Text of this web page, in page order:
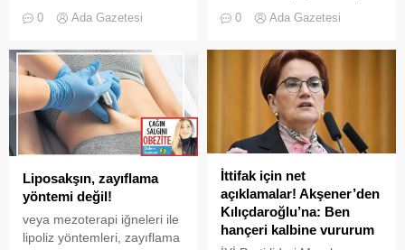
Gazeteci Tunca Bengin'in o
dönem yaşanan olayları 30
ele aldığı yazı dizisinin ilk
bölümü 'Kadınların yüzü
artık gülüyor' başlığıyla
bugün Milliyet Gazetesi'nde
yayınlandı.
0 Ada Gazetesi
yok ettiği protein
bozukluğunu, diğeri de
görülen ve farklı kanserlere
neden olabilen ‘KRAS gen
mutasyonu’nu hedefleyen
iki akıllı ilaç molekülü
geliştirdiklerini kaydetti.
0 Ada Gazetesi
Liposakşın, zayıflama
yöntemi değil!
veya mezoterapi iğneleri ile
lipoliz yöntemleri, zayıflama
İttifak için net
açıklamalar! Akşener’den
Kılıçdaroğlu’na: Ben
hançeri kalbine vururum